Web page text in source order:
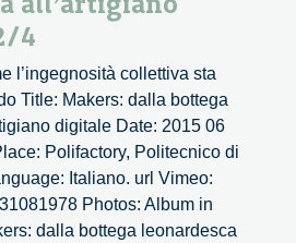
4
l’ingegnosità collettiva sta
Title: Makers: dalla bottega
digitale Date: 2015 06
Polifactory, Politecnico di
Italiano. url Vimeo:
Photos: Album in
dalla bottega leonardesca